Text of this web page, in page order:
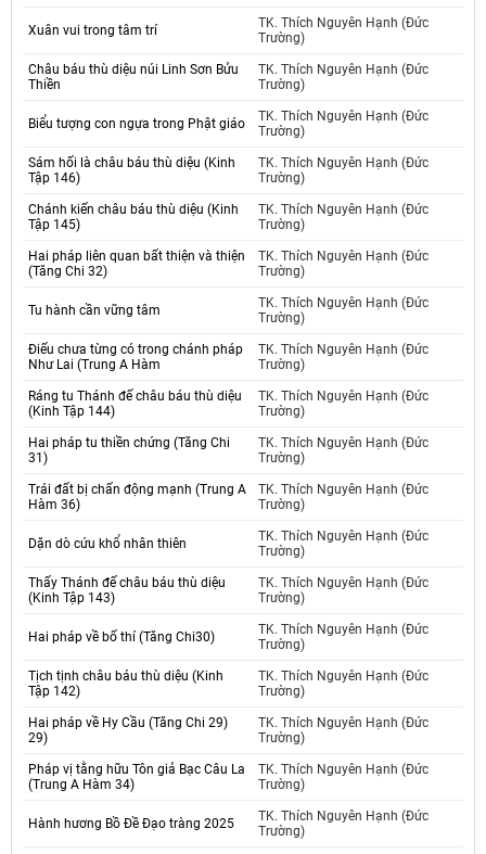
Xuân vui trong tâm trí
TK. Thích Nguyên Hạnh (Đức
Trường)
Châu báu thù diệu núi Linh Sơn Bửu
Thiền
TK. Thích Nguyên Hạnh (Đức
Trường)
Biểu tượng con ngựa trong Phật giáo
TK. Thích Nguyên Hạnh (Đức
Trường)
Sám hối là châu báu thù diệu (Kinh
Tập 146)
TK. Thích Nguyên Hạnh (Đức
Trường)
Chánh kiến châu báu thù diệu (Kinh
Tập 145)
TK. Thích Nguyên Hạnh (Đức
Trường)
Hai pháp liên quan bất thiện và thiện
(Tăng Chi 32)
TK. Thích Nguyên Hạnh (Đức
Trường)
Tu hành cần vững tâm
TK. Thích Nguyên Hạnh (Đức
Trường)
Điếu chưa từng có trong chánh pháp
Như Lai (Trung A Hàm
TK. Thích Nguyên Hạnh (Đức
Trường)
Ráng tu Thánh đế châu báu thù diệu
(Kinh Tập 144)
TK. Thích Nguyên Hạnh (Đức
Trường)
Hai pháp tu thiền chứng (Tăng Chi
31)
TK. Thích Nguyên Hạnh (Đức
Trường)
Trái đất bị chấn động mạnh (Trung A
Hàm 36)
TK. Thích Nguyên Hạnh (Đức
Trường)
Dặn dò cứu khổ nhân thiên
TK. Thích Nguyên Hạnh (Đức
Trường)
Thấy Thánh đế châu báu thù diệu
(Kinh Tập 143)
TK. Thích Nguyên Hạnh (Đức
Trường)
Hai pháp về bố thí (Tăng Chi30)
TK. Thích Nguyên Hạnh (Đức
Trường)
Tịch tịnh châu báu thù diệu (Kinh
Tập 142)
TK. Thích Nguyên Hạnh (Đức
Trường)
Hai pháp về Hy Cầu (Tăng Chi 29)
29)
TK. Thích Nguyên Hạnh (Đức
Trường)
Pháp vị tằng hữu Tôn giả Bạc Câu La
(Trung A Hàm 34)
TK. Thích Nguyên Hạnh (Đức
Trường)
Hành hương Bồ Đề Đạo tràng 2025
TK. Thích Nguyên Hạnh (Đức
Trường)